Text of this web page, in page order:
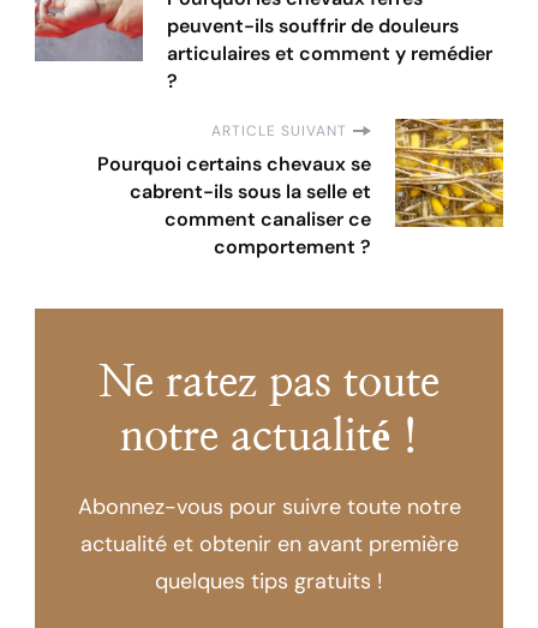
peuvent-ils souffrir de douleurs
articulaires et comment y remédier
?
ARTICLE SUIVANT
Pourquoi certains chevaux se
cabrent-ils sous la selle et
comment canaliser ce
comportement ?
Ne ratez pas toute
notre actualité !
Abonnez-vous pour suivre toute notre
actualité et obtenir en avant première
quelques tips gratuits !